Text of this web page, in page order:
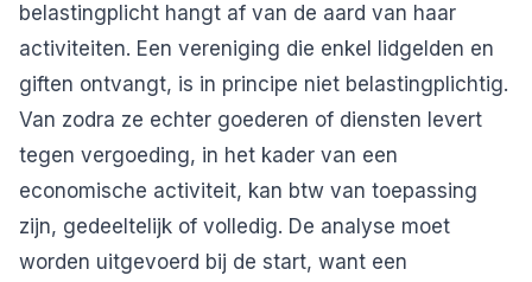
belastingplicht hangt af van de aard van haar
activiteiten. Een vereniging die enkel lidgelden en
giften ontvangt, is in principe niet belastingplichtig.
Van zodra ze echter goederen of diensten levert
tegen vergoeding, in het kader van een
economische activiteit, kan btw van toepassing
zijn, gedeeltelijk of volledig. De analyse moet
worden uitgevoerd bij de start, want een